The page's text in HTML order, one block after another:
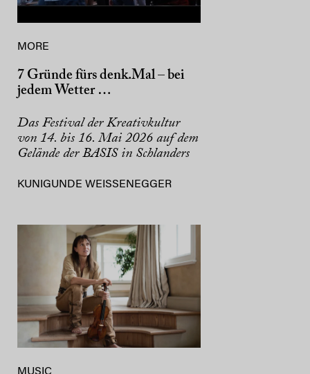
MORE
7 Gründe fürs denk.Mal – bei
jedem Wetter …
Das Festival der Kreativkultur
von 14. bis 16. Mai 2026 auf dem
Gelände der BASIS in Schlanders
KUNIGUNDE WEISSENEGGER